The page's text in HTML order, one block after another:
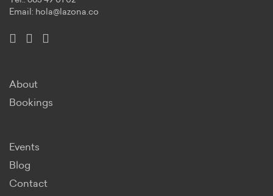
Email: hola@lazona.co
About
Bookings
Events
Blog
Contact